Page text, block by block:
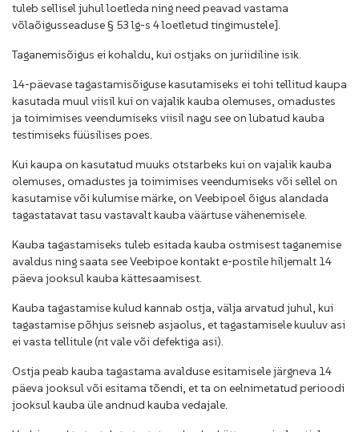
tuleb sellisel juhul loetleda ning need peavad vastama
võlaõigusseaduse § 53 lg-s 4 loetletud tingimustele].
Taganemisõigus ei kohaldu, kui ostjaks on juriidiline isik.
14-päevase tagastamisõiguse kasutamiseks ei tohi tellitud kaupa
kasutada muul viisil kui on vajalik kauba olemuses, omadustes
ja toimimises veendumiseks viisil nagu see on lubatud kauba
testimiseks füüsilises poes.
Kui kaupa on kasutatud muuks otstarbeks kui on vajalik kauba
olemuses, omadustes ja toimimises veendumiseks või sellel on
kasutamise või kulumise märke, on Veebipoel õigus alandada
tagastatavat tasu vastavalt kauba väärtuse vähenemisele.
Kauba tagastamiseks tuleb esitada kauba ostmisest taganemise
avaldus ning saata see Veebipoe kontakt e-postile hiljemalt 14
päeva jooksul kauba kättesaamisest.
Kauba tagastamise kulud kannab ostja, välja arvatud juhul, kui
tagastamise põhjus seisneb asjaolus, et tagastamisele kuuluv asi
ei vasta tellitule (nt vale või defektiga asi).
Ostja peab kauba tagastama avalduse esitamisele järgneva 14
päeva jooksul või esitama tõendi, et ta on eelnimetatud perioodi
jooksul kauba üle andnud kauba vedajale.